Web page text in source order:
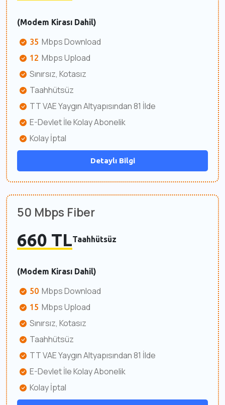
(Modem Kirası Dahil)
35 Mbps Download
12 Mbps Upload
Sınırsız, Kotasız
Taahhütsüz
TT VAE Yaygın Altyapısından 81 İlde
E-Devlet İle Kolay Abonelik
Kolay İptal
Detaylı Bilgi
50 Mbps Fiber
660 TLTaahhütsüz
(Modem Kirası Dahil)
50 Mbps Download
15 Mbps Upload
Sınırsız, Kotasız
Taahhütsüz
TT VAE Yaygın Altyapısından 81 İlde
E-Devlet İle Kolay Abonelik
Kolay İptal